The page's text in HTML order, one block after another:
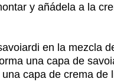
y añádela a la
en la mezcla
una capa de
capa de crema de